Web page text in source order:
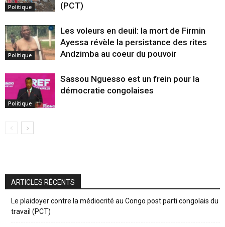
Politique
(PCT)
Politique
Les voleurs en deuil: la mort de Firmin
Ayessa révèle la persistance des rites
Andzimba au coeur du pouvoir
Politique
Sassou Nguesso est un frein pour la
démocratie congolaises
ARTICLES RÉCENTS
Le plaidoyer contre la médiocrité au Congo post parti congolais du
travail (PCT)